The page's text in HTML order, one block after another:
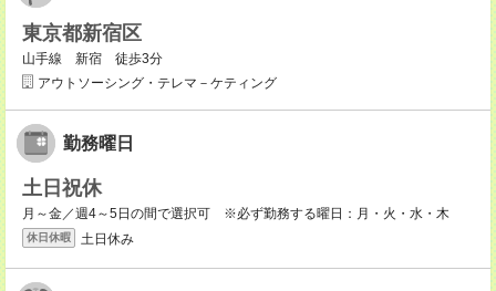
東京都新宿区
山手線 新宿 徒歩3分
アウトソーシング・テレマ－ケティング
勤務曜日
土日祝休
月～金／週4～5日の間で選択可 ※必ず勤務する曜日：月・火・水・木
休日休暇 土日休み